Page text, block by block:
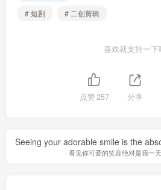
# 短剧
# 二创剪辑
喜欢就支持一下
点赞257 分享
Seeing your adorable smile is the
看见你可爱的笑容绝对是我一